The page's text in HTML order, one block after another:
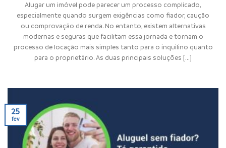
Alugar um imóvel pode parecer um processo complicado,
especialmente quando surgem exigências como fiador, caução
ou comprovação de renda. No entanto, existem alternativas
modernas e seguras que facilitam essa jornada e tornam o
processo de locação mais simples tanto para o inquilino quanto
para o proprietário. As duas principais soluções [...]
25
fev